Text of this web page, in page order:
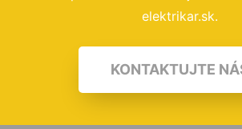
elektrikar.sk.
KONTAKTUJTE